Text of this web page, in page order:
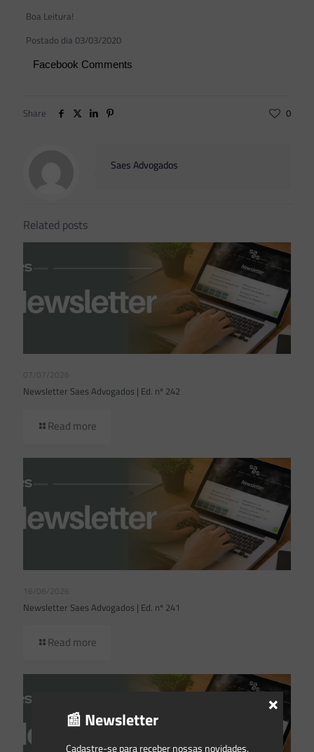
Boa Leitura!
Postado dia 03/03/2020
Facebook Comments
Share 0
Saes Advogados
Related posts
07/07/2026
Newsletter Saes Advogados | Ed. nº 242
Read more
16/06/2026
Newsletter Saes Advogados | Ed. nº 241
Read more
📰 Newsletter
Cadastre-se para receber nossas novidades.
×